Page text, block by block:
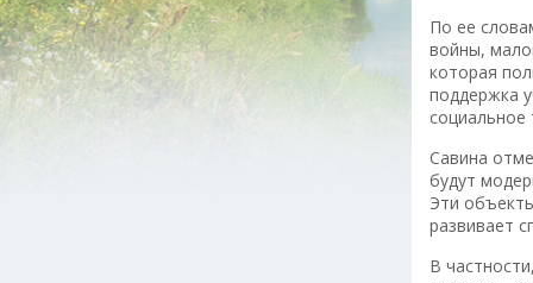
По ее
войны,
которая
поддержка
Савина
будут
Эти
развивает
В